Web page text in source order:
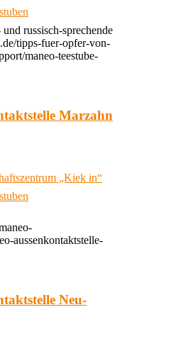
russisch-sprechende
tipps-fuer-opfer-von-
maneo-teestube-
Marzahn
„Kiek in“
aussenkontaktstelle-
Neu-